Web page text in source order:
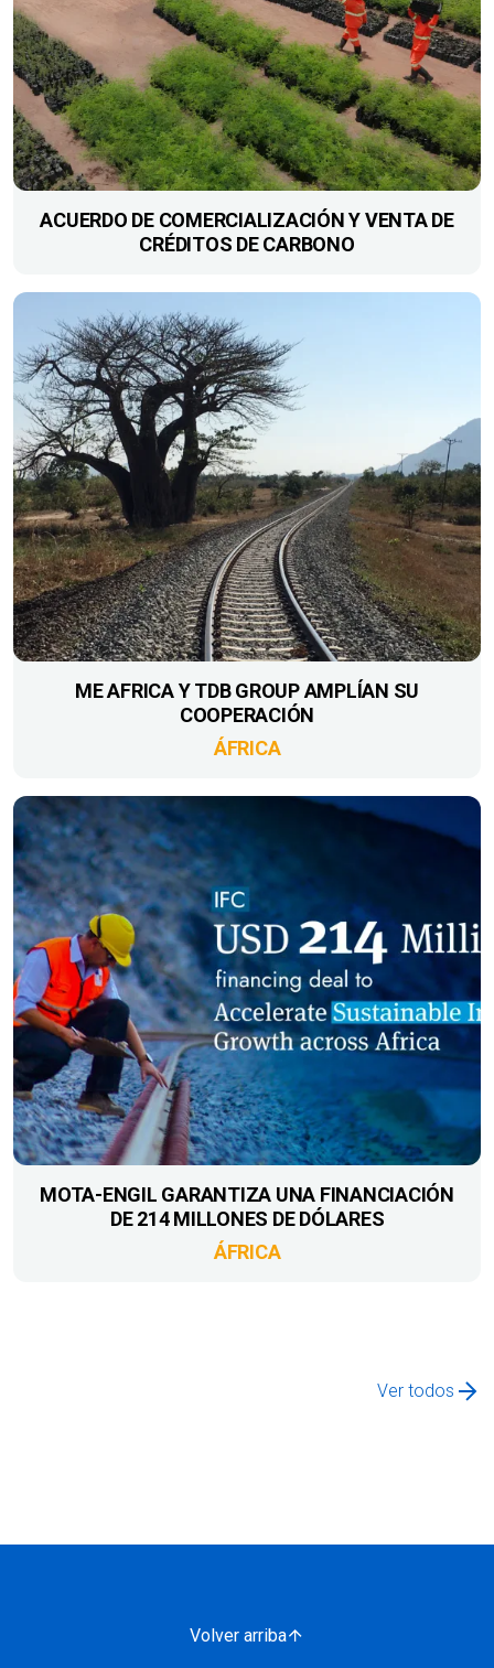
ACUERDO DE COMERCIALIZACIÓN Y VENTA DE
CRÉDITOS DE CARBONO
ME AFRICA Y TDB GROUP AMPLÍAN SU
COOPERACIÓN
ÁFRICA
MOTA-ENGIL GARANTIZA UNA FINANCIACIÓN
DE 214 MILLONES DE DÓLARES
ÁFRICA
Ver todos
Volver arriba